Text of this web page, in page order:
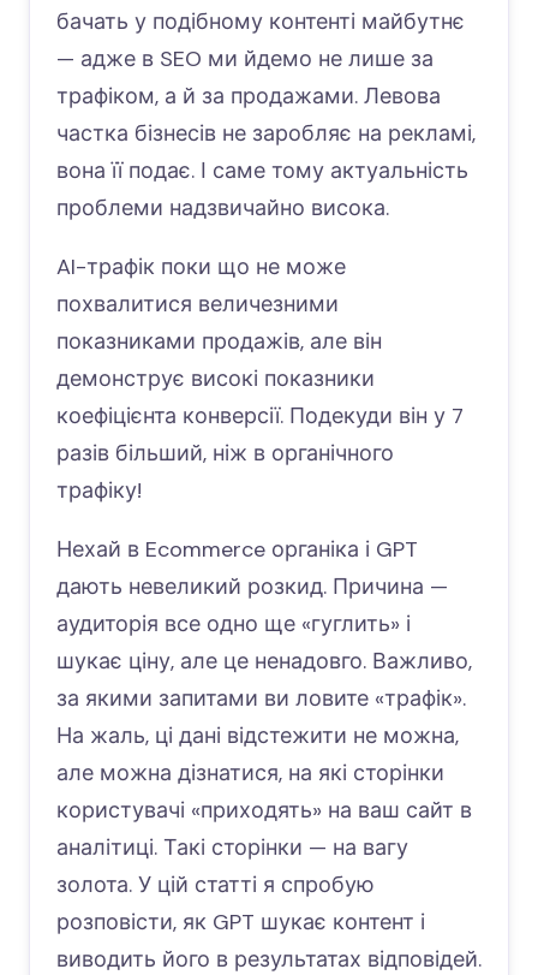
бачать у подібному контенті майбутнє
— адже в SEO ми йдемо не лише за
трафіком, а й за продажами. Левова
частка бізнесів не заробляє на рекламі,
вона її подає. І саме тому актуальність
проблеми надзвичайно висока.
AI-трафік поки що не може
похвалитися величезними
показниками продажів, але він
демонструє високі показники
коефіцієнта конверсії. Подекуди він у 7
разів більший, ніж в органічного
трафіку!
Нехай в Ecommerce органіка і GPT
дають невеликий розкид. Причина —
аудиторія все одно ще «гуглить» і
шукає ціну, але це ненадовго. Важливо,
за якими запитами ви ловите «трафік».
На жаль, ці дані відстежити не можна,
але можна дізнатися, на які сторінки
користувачі «приходять» на ваш сайт в
аналітиці. Такі сторінки — на вагу
золота. У цій статті я спробую
розповісти, як GPT шукає контент і
виводить його в результатах відповідей.